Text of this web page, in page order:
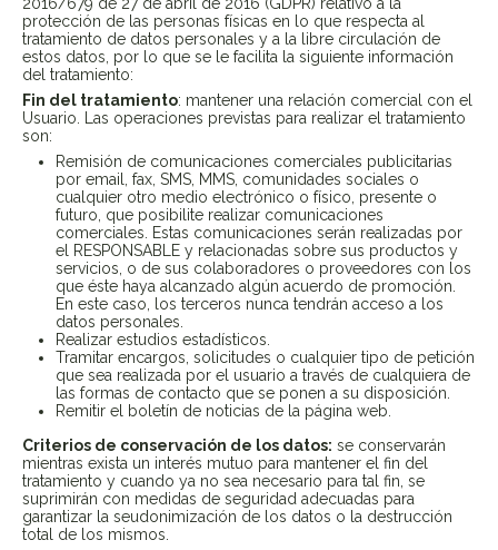
protección de las personas físicas en lo que respecta al
tratamiento de datos personales y a la libre circulación de
estos datos, por lo que se le facilita la siguiente información
del tratamiento:
Fin del tratamiento: mantener una relación comercial con el
Usuario. Las operaciones previstas para realizar el tratamiento
son:
Remisión de comunicaciones comerciales publicitarias
por email, fax, SMS, MMS, comunidades sociales o
cualquier otro medio electrónico o físico, presente o
futuro, que posibilite realizar comunicaciones
comerciales. Estas comunicaciones serán realizadas por
el RESPONSABLE y relacionadas sobre sus productos y
servicios, o de sus colaboradores o proveedores con los
que éste haya alcanzado algún acuerdo de promoción.
En este caso, los terceros nunca tendrán acceso a los
datos personales.
Realizar estudios estadísticos.
Tramitar encargos, solicitudes o cualquier tipo de petición
que sea realizada por el usuario a través de cualquiera de
las formas de contacto que se ponen a su disposición.
Remitir el boletín de noticias de la página web.
Criterios de conservación de los datos: se conservarán
mientras exista un interés mutuo para mantener el fin del
tratamiento y cuando ya no sea necesario para tal fin, se
suprimirán con medidas de seguridad adecuadas para
garantizar la seudonimización de los datos o la destrucción
total de los mismos.